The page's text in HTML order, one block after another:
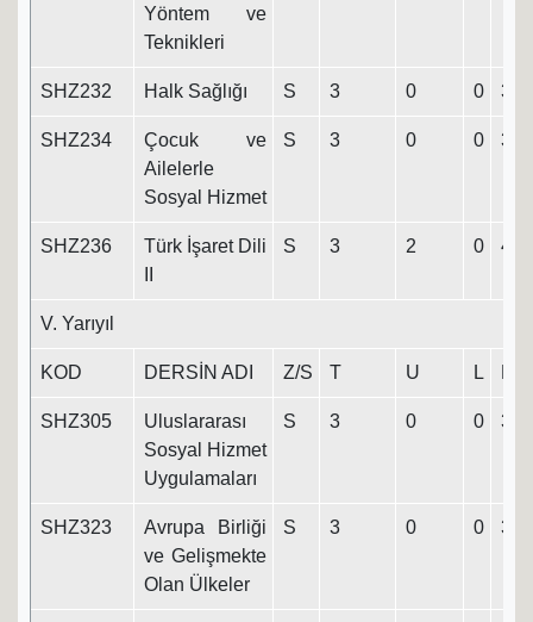
Yöntem ve
Teknikleri
SHZ232 Halk Sağlığı S 3 0 0 3
SHZ234
Çocuk ve
Ailelerle
Sosyal Hizmet
S 3 0 0 3
SHZ236
Türk İşaret Dili
S 3 2 0 4
V. Yarıyıl
KOD DERSİN ADI Z/S T U L
SHZ305
Uluslararası
Sosyal Hizmet
Uygulamaları
S 3 0 0 3
SHZ323
Avrupa Birliği
ve Gelişmekte
Olan Ülkeler
S 3 0 0 3